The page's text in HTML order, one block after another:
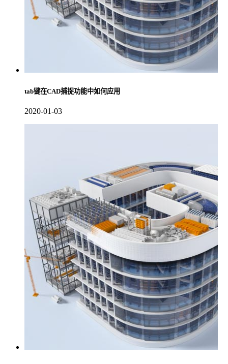
tab键在CAD捕捉功能中如何应用
2020-01-03